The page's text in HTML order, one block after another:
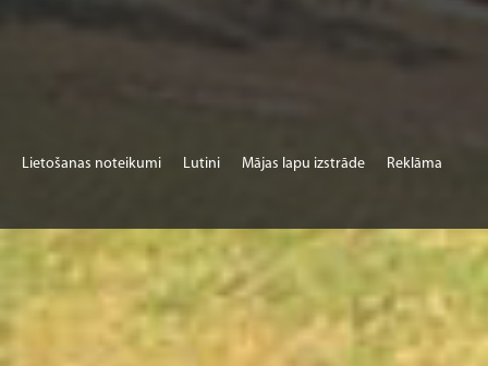
Lietošanas noteikumi Lutini Mājas lapu izstrāde Reklāma